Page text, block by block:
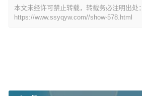
本文未经许可禁止转载，转载务必注明出处：
https://www.ssyqyw.com//show-578.html